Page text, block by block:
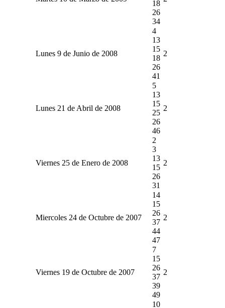
18
26
34
Lunes 9 de Junio de 2008
4
13
15
18
26
41
2
Lunes 21 de Abril de 2008
5
13
15
25
26
46
2
Viernes 25 de Enero de 2008
2
3
13
15
26
31
2
Miercoles 24 de Octubre de 2007
14
15
26
37
44
47
2
Viernes 19 de Octubre de 2007
7
15
26
37
39
49
2
10